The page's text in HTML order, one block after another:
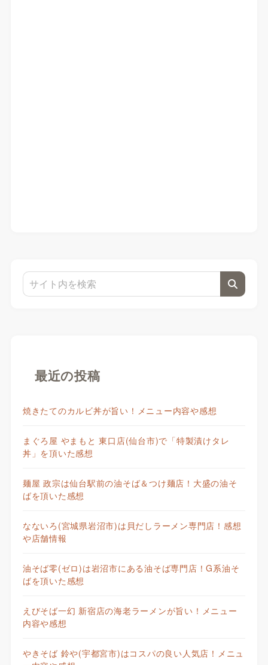
最近の投稿
焼きたてのカルビ丼が旨い！メニュー内容や感想
まぐろ屋 やまもと 東口店(仙台市)で「特製漬けタレ
丼」を頂いた感想
麺屋 政宗は仙台駅前の油そば＆つけ麺店！大盛の油そ
ばを頂いた感想
なないろ(宮城県岩沼市)は貝だしラーメン専門店！感想
や店舗情報
油そば零(ゼロ)は岩沼市にある油そば専門店！G系油そ
ばを頂いた感想
えびそば一幻 新宿店の海老ラーメンが旨い！メニュー
内容や感想
やきそば 鈴や(宇都宮市)はコスパの良い人気店！メニュ